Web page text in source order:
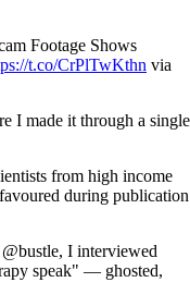
Footage Shows
t.co/CrPlTwKthn via
I made it through a single
from high income
during publication
I interviewed
speak" — ghosted,